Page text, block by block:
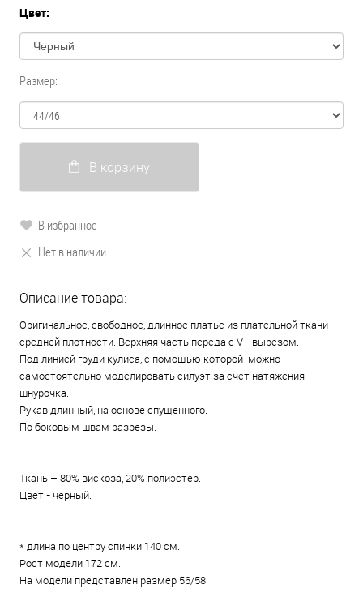
Цвет:
Размер:
В корзину
В избранное
Нет в наличии
Описание товара:
Оригинальное, свободное, длинное платье из плательной ткани
средней плотности. Верхняя часть переда с V - вырезом.
Под линией груди кулиса, с помощью которой можно
самостоятельно моделировать силуэт за счет натяжения
шнурочка.
Рукав длинный, на основе спущенного.
По боковым швам разрезы.
Ткань – 80% вискоза, 20% полиэстер.
Цвет - черный.
* длина по центру спинки 140 см.
Рост модели 172 см.
На модели представлен размер 56/58.